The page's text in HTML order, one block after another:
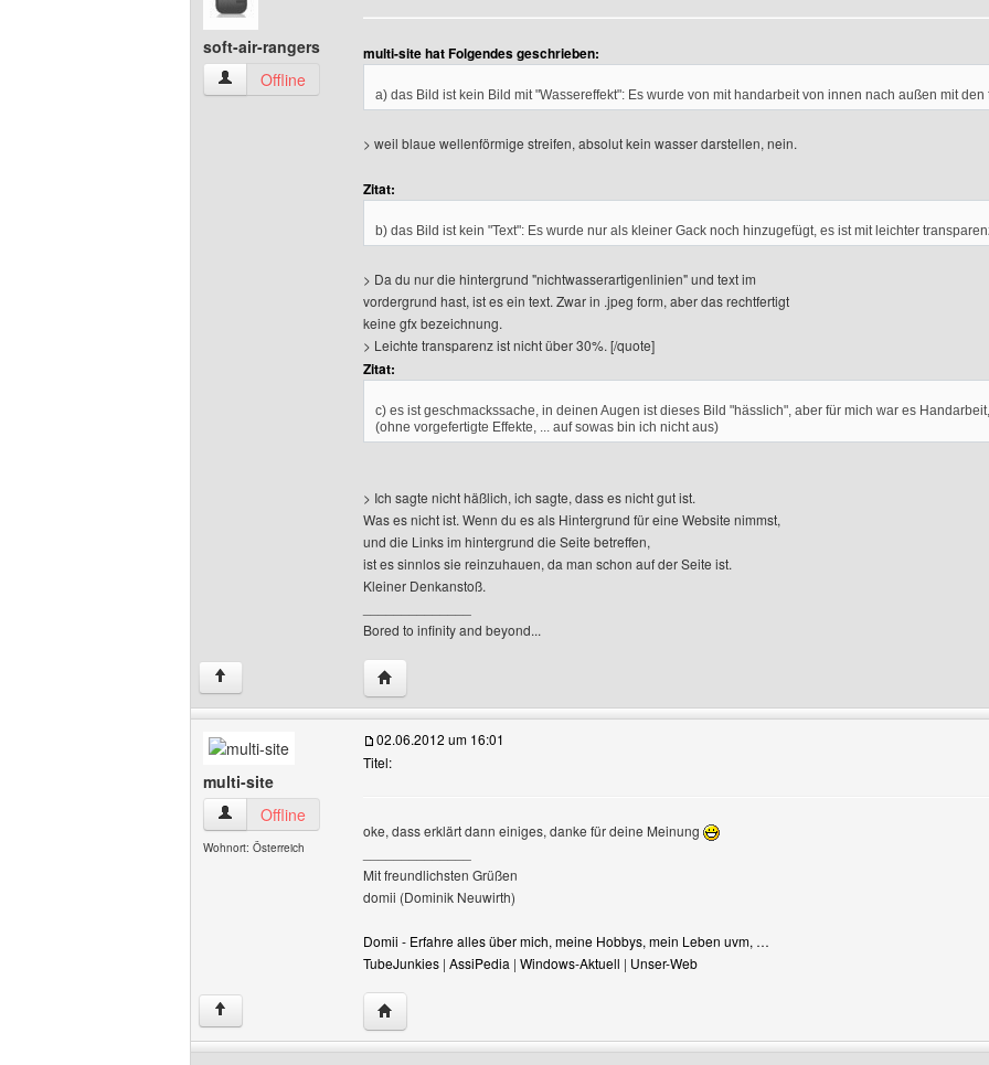
soft-air-rangers
soft-air-rangers Benutzer-Profile anzeigen
Offline
multi-site hat Folgendes geschrieben:
a) das Bild ist kein Bild mit "Wassereffekt": Es wurde von mit handarbeit von innen nach außen mit
> weil blaue wellenförmige streifen, absolut kein wasser darstellen, nein.
Zitat:
b) das Bild ist kein "Text": Es wurde nur als kleiner Gack noch hinzugefügt, es ist mit leichter
> Da du nur die hintergrund "nichtwasserartigenlinien" und text im
vordergrund hast, ist es ein text. Zwar in .jpeg form, aber das rechtfertigt
keine gfx bezeichnung.
> Leichte transparenz ist nicht über 30%. [/quote]
Zitat:
c) es ist geschmackssache, in deinen Augen ist dieses Bild "hässlich", aber für mich war es
(ohne vorgefertigte Effekte, ... auf sowas bin ich nicht aus)
> Ich sagte nicht häßlich, ich sagte, dass es nicht gut ist.
Was es nicht ist. Wenn du es als Hintergrund für eine Website nimmst,
und die Links im hintergrund die Seite betreffen,
ist es sinnlos sie reinzuhauen, da man schon auf der Seite ist.
Kleiner Denkanstoß.
Bored to infinity and beyond...
↑ Website dieses Benutzers besuchen: soft-air-rangers
multi-site
multi-site Benutzer-Profile anzeigen
Offline
Wohnort: Österreich
02.06.2012 um 16:01
Titel:
oke, dass erklärt dann einiges, danke für deine Meinung
Mit freundlichsten Grüßen
domii (Dominik Neuwirth)
Domii - Erfahre alles über mich, meine Hobbys, mein Leben uvm, …
TubeJunkies | AssiPedia | Windows-Aktuell | Unser-Web
↑ Website dieses Benutzers besuchen: multi-site